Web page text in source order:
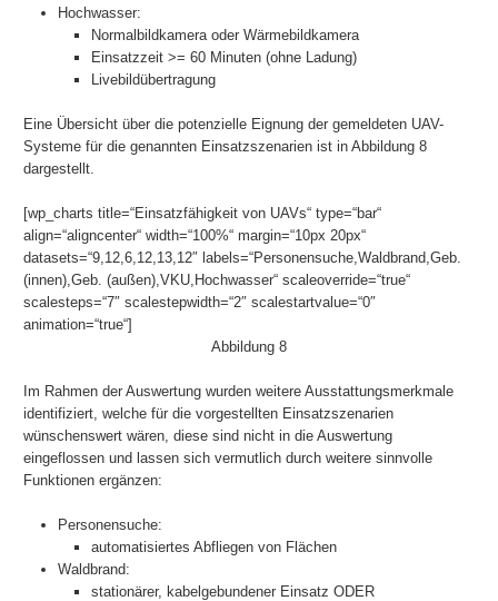
Hochwasser:
Normalbildkamera oder Wärmebildkamera
Einsatzzeit >= 60 Minuten (ohne Ladung)
Livebildübertragung
Eine Übersicht über die potenzielle Eignung der gemeldeten UAV-
Systeme für die genannten Einsatzszenarien ist in Abbildung 8
dargestellt.
[wp_charts title=“Einsatzfähigkeit von UAVs“ type=“bar“
align=“aligncenter“ width=“100%“ margin=“10px 20px“
datasets=“9,12,6,12,13,12″ labels=“Personensuche,Waldbrand,Geb.
(innen),Geb. (außen),VKU,Hochwasser“ scaleoverride=“true“
scalesteps=“7″ scalestepwidth=“2″ scalestartvalue=“0″
animation=“true“]
Abbildung 8
Im Rahmen der Auswertung wurden weitere Ausstattungsmerkmale
identifiziert, welche für die vorgestellten Einsatzszenarien
wünschenswert wären, diese sind nicht in die Auswertung
eingeflossen und lassen sich vermutlich durch weitere sinnvolle
Funktionen ergänzen:
Personensuche:
automatisiertes Abfliegen von Flächen
Waldbrand:
stationärer, kabelgebundener Einsatz ODER